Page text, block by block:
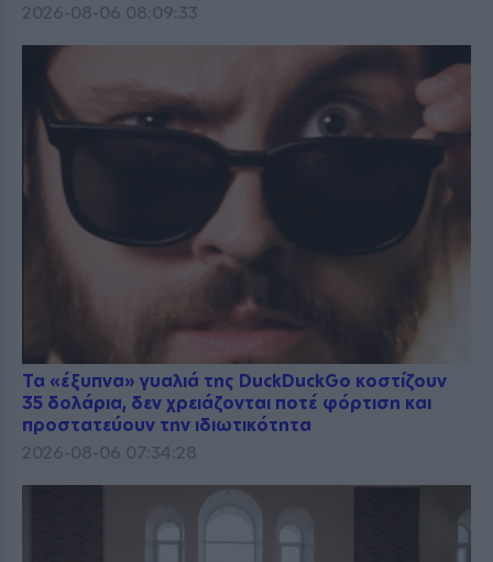
2026-08-06 08:09:33
Τα «έξυπνα» γυαλιά της DuckDuckGo κοστίζουν
35 δολάρια, δεν χρειάζονται ποτέ φόρτιση και
προστατεύουν την ιδιωτικότητα
2026-08-06 07:34:28